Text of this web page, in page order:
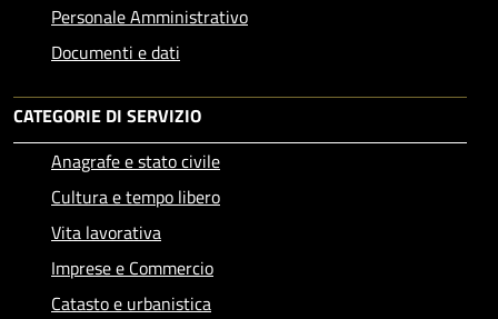
Personale Amministrativo
Documenti e dati
CATEGORIE DI SERVIZIO
Anagrafe e stato civile
Cultura e tempo libero
Vita lavorativa
Imprese e Commercio
Catasto e urbanistica